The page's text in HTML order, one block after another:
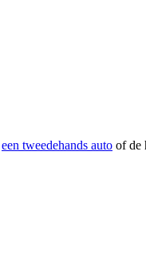
een tweedehands auto of de